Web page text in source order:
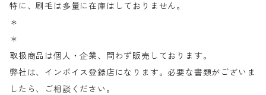
特に、刷毛は多量に在庫はしておりません。
＊
＊
取扱商品は個人・企業、問わず販売しております。
弊社は、インボイス登録店になります。必要な書類がございま
したら、ご相談ください。